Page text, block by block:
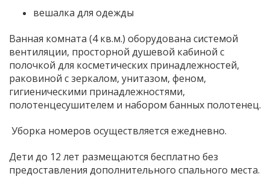
вешалка для одежды
Ванная комната (4 кв.м.) оборудована системой
вентиляции, просторной душевой кабиной с
полочкой для косметических принадлежностей,
раковиной с зеркалом, унитазом, феном,
гигиеническими принадлежностями,
полотенцесушителем и набором банных полотенец.
Уборка номеров осуществляется ежедневно.
Дети до 12 лет размещаются бесплатно без
предоставления дополнительного спального места.